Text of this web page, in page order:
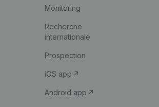
Monitoring
Recherche
internationale
Prospection
iOS app
Android app